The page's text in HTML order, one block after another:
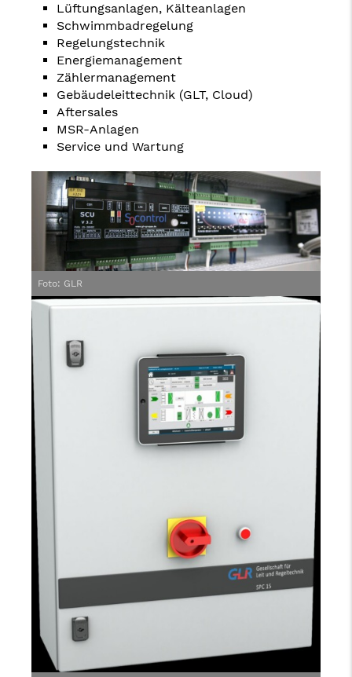
Lüftungsanlagen, Kälteanlagen
Schwimmbadregelung
Regelungstechnik
Energiemanagement
Zählermanagement
Gebäudeleittechnik (GLT, Cloud)
Aftersales
MSR-Anlagen
Service und Wartung
Foto: GLR